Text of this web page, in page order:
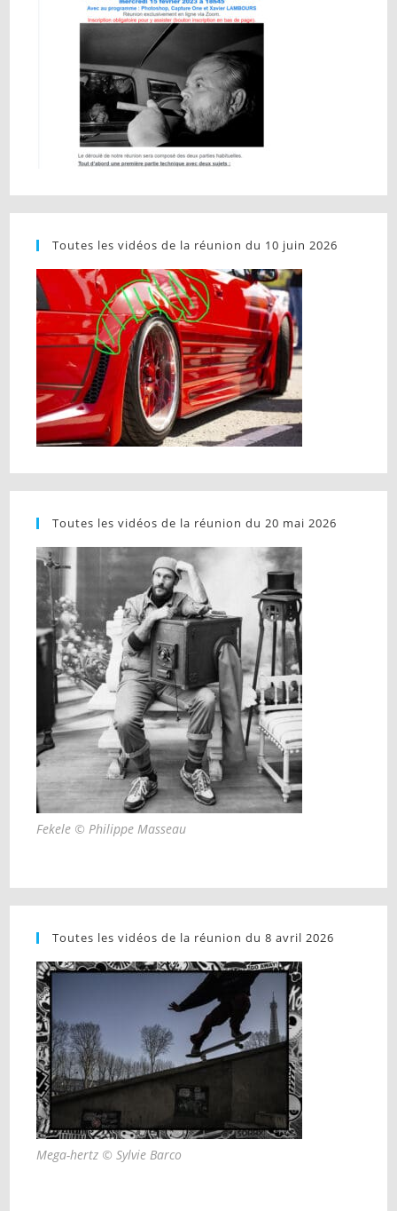
Toutes les vidéos de la réunion du 10 juin 2026
Toutes les vidéos de la réunion du 20 mai 2026
Fekele © Philippe Masseau
Toutes les vidéos de la réunion du 8 avril 2026
Mega-hertz © Sylvie Barco